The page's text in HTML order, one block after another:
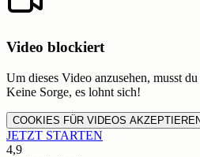
Video blockiert
Um dieses Video anzusehen, musst
Keine Sorge, es lohnt sich!
COOKIES FÜR VIDEOS
JETZT STARTEN
4,9